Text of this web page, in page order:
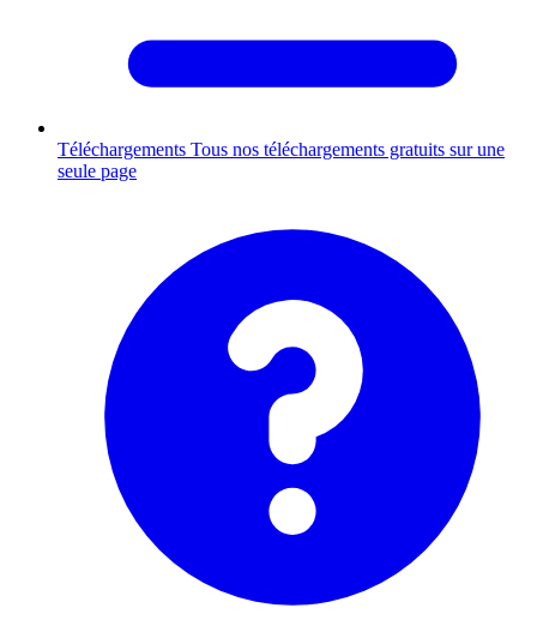
Téléchargements Tous nos téléchargements gratuits sur une
seule page